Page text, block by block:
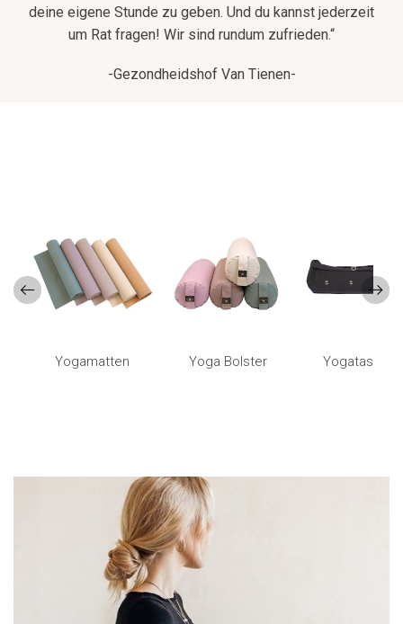
deine eigene Stunde zu geben. Und du kannst jederzeit
um Rat fragen! Wir sind rundum zufrieden.“
-Gezondheidshof Van Tienen-
Yogamatten Yoga Bolster